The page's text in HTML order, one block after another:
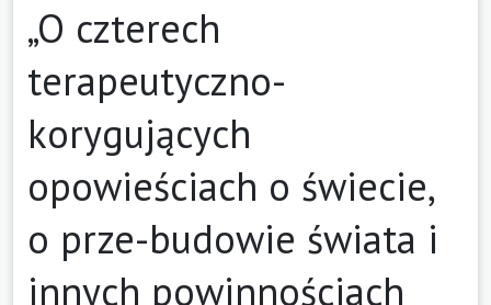
„O czterech
terapeutyczno-
korygujących
opowieściach o świecie,
o prze-budowie świata i
innych powinnościach